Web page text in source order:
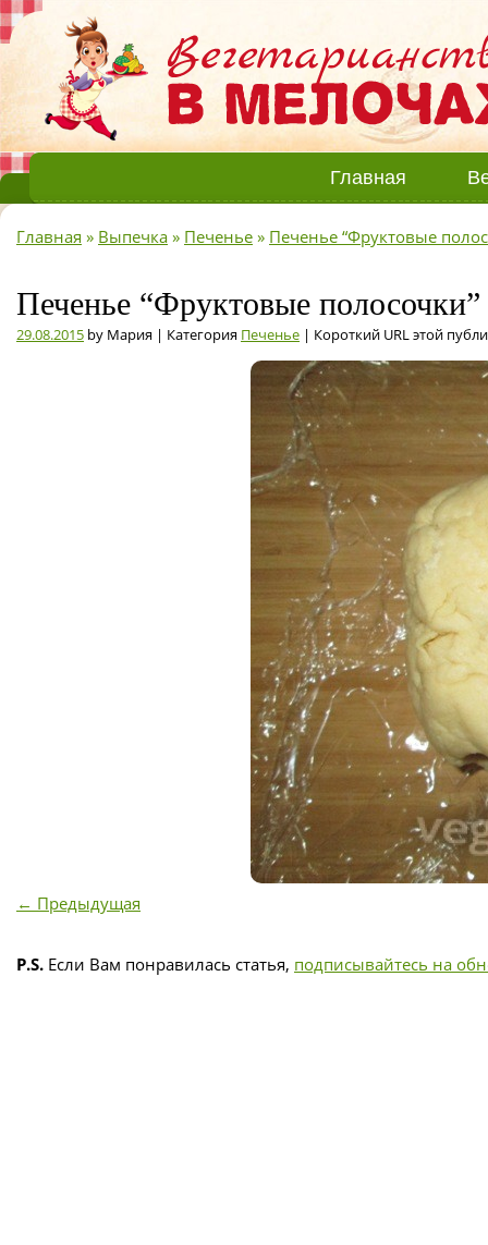
Главная
Главная » Выпечка » Печенье » Печенье “Фруктовые
Печенье “Фруктовые
29.08.2015 by Мария | Категория Печенье | Короткий URL этой
← Предыдущая
P.S. Если Вам понравилась статья, подписывайтесь на